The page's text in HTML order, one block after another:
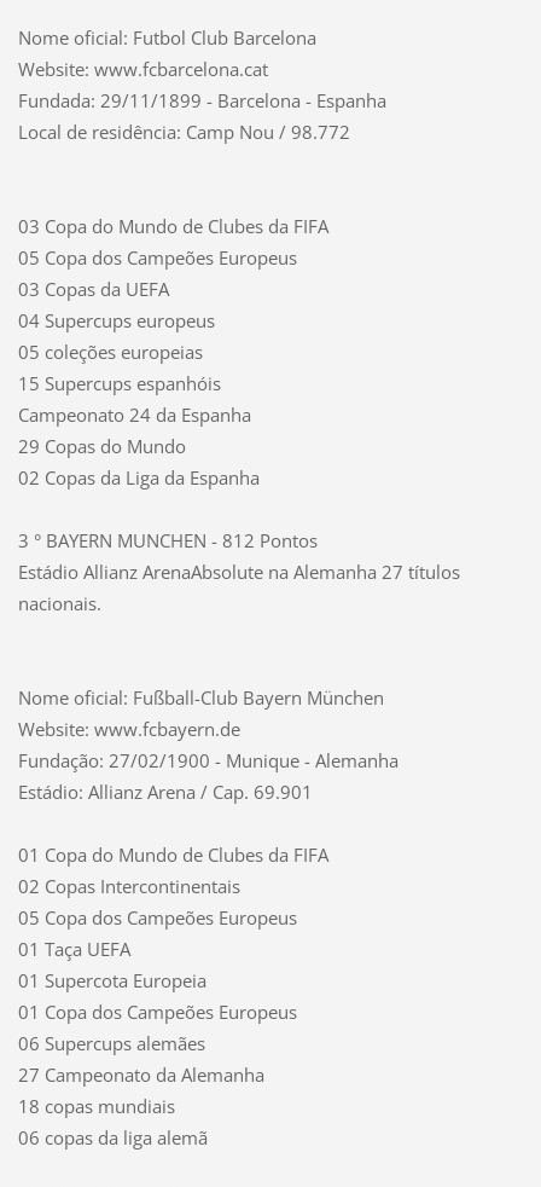
Nome oficial: Futbol Club Barcelona
Website: www.fcbarcelona.cat
Fundada: 29/11/1899 - Barcelona - Espanha
Local de residência: Camp Nou / 98.772
03 Copa do Mundo de Clubes da FIFA
05 Copa dos Campeões Europeus
03 Copas da UEFA
04 Supercups europeus
05 coleções europeias
15 Supercups espanhóis
Campeonato 24 da Espanha
29 Copas do Mundo
02 Copas da Liga da Espanha
3 ° BAYERN MUNCHEN - 812 Pontos
Estádio Allianz ArenaAbsolute na Alemanha 27 títulos
nacionais.
Nome oficial: Fußball-Club Bayern München
Website: www.fcbayern.de
Fundação: 27/02/1900 - Munique - Alemanha
Estádio: Allianz Arena / Cap. 69.901
01 Copa do Mundo de Clubes da FIFA
02 Copas Intercontinentais
05 Copa dos Campeões Europeus
01 Taça UEFA
01 Supercota Europeia
01 Copa dos Campeões Europeus
06 Supercups alemães
27 Campeonato da Alemanha
18 copas mundiais
06 copas da liga alemã